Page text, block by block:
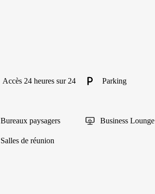
Accès 24 heures sur 24 Parking
Bureaux paysagers Business Lounge
Salles de réunion